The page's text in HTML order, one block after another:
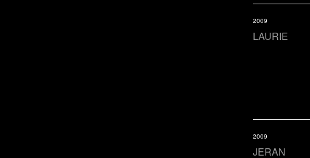
LAURIE
2009
JERAN
2009